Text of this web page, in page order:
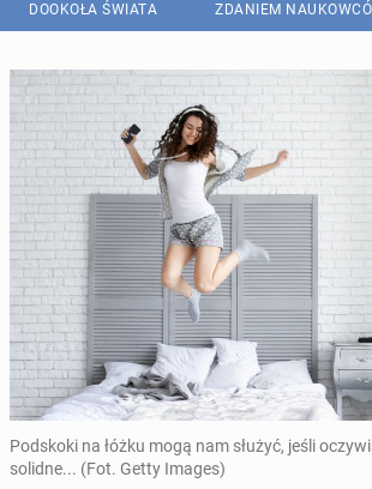
DOOKOŁA ŚWIATA ZDANIEM
Podskoki na łóżku mogą nam służyć, jeśli
solidne... (Fot. Getty Images)